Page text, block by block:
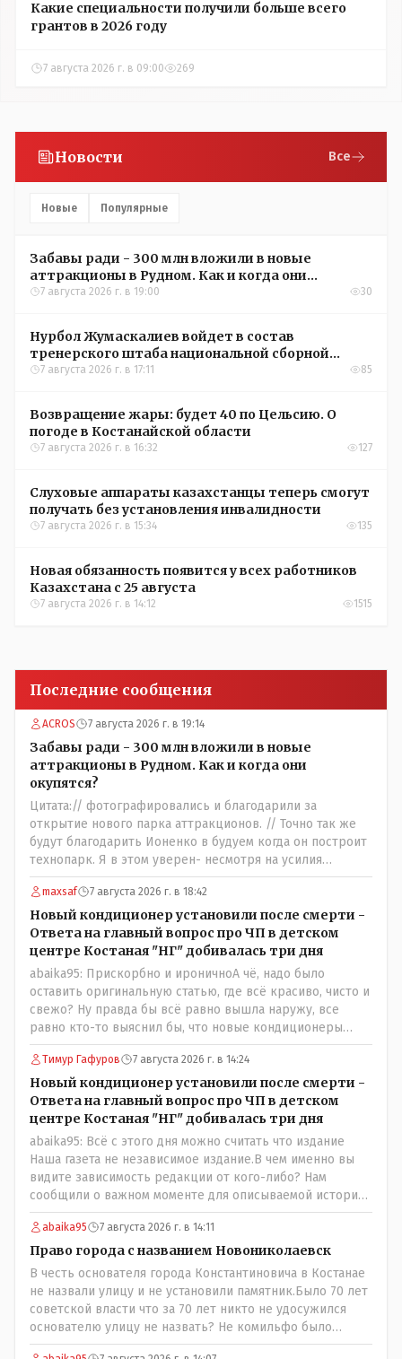
Какие специальности получили больше всего
грантов в 2026 году
7 августа 2026 г. в 09:00 269
Новости Все
Новые Популярные
Забавы ради - 300 млн вложили в новые
аттракционы в Рудном. Как и когда они
окупятся?
7 августа 2026 г. в 19:00 30
Нурбол Жумаскалиев войдет в состав
тренерского штаба национальной сборной
Казахстана по футболу
7 августа 2026 г. в 17:11 85
Возвращение жары: будет 40 по Цельсию. О
погоде в Костанайской области
7 августа 2026 г. в 16:32 127
Слуховые аппараты казахстанцы теперь смогут
получать без установления инвалидности
7 августа 2026 г. в 15:34 135
Новая обязанность появится у всех работников
Казахстана с 25 августа
7 августа 2026 г. в 14:12 1515
Последние сообщения
ACROS 7 августа 2026 г. в 19:14
Забавы ради - 300 млн вложили в новые
аттракционы в Рудном. Как и когда они
окупятся?
Цитата:// фотографировались и благодарили за
открытие нового парка аттракционов. // Точно так же
будут благодарить Ионенко в будуем когда он построит
технопарк. Я в этом уверен- несмотря на усилия
некоего блогера и примкнувших к нему кучки
рудненских манкуртов. По традиции нашего пенсионера
завершу строками из советской песни: "...это наша с
тобою страна- это наша с тобой биография...."
maxsaf 7 августа 2026 г. в 18:42
Новый кондиционер установили после смерти -
Ответа на главный вопрос про ЧП в детском
центре Костаная "НГ" добивалась три дня
abaika95: Прискорбно и ироничноА чё, надо было
оставить оригинальную статью, где всё красиво, чисто и
свежо? Ну правда бы всё равно вышла наружу, все
равно кто-то выяснил бы, что новые кондиционеры
установлены ПОСЛЕ смерти ребенка. Или тебе такой
вариант не нравится? Ты вообще на чьей стороне в этой
истории? Прискорбно и иронично то, что кондиционеры
заменили после происшествия, и уже после этого
пустили журналистов посмотреть, типа у нас всё
хорошо, смотрите, мальчик просто больной был.
Тимур Гафуров 7 августа 2026 г. в 14:24
Новый кондиционер установили после смерти -
Ответа на главный вопрос про ЧП в детском
центре Костаная "НГ" добивалась три дня
abaika95: Всё с этого дня можно считать что издание
Наша газета не независимое издание.В чем именно вы
видите зависимость редакции от кого-либо? Нам
сообщили о важном моменте для описываемой истории.
И редакция отреагировала бы дополнительным
исследованием на такие вопрос от любого читателя.
Писать "как надо" редакция не будет. Но мы будем
публиковать полную и объективную информацию. А
потом продолжать тему. если выяснятся новые
обстоятельства.
abaika95 7 августа 2026 г. в 14:11
Право города с названием Новониколаевск
В честь основателя города Константиновича в Костанае
не назвали улицу и не установили памятник.Было 70 лет
советской власти что за 70 лет никто не удосужился
основателю улицу не назвать? Не комильфо было
генерал-губернаторам улицы дарить? При СССР что то